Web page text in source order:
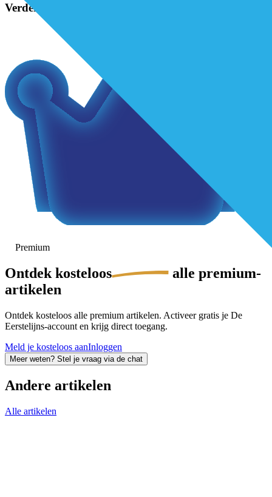
Verder lezen?
Premium
Ontdek kosteloos
alle premium-
artikelen
Ontdek kosteloos alle premium artikelen. Activeer gratis je De
Eerstelijns-account en krijg direct toegang.
Meld je kosteloos aanInloggen
Meer weten? Stel je vraag via de chat
Andere artikelen
Alle artikelen